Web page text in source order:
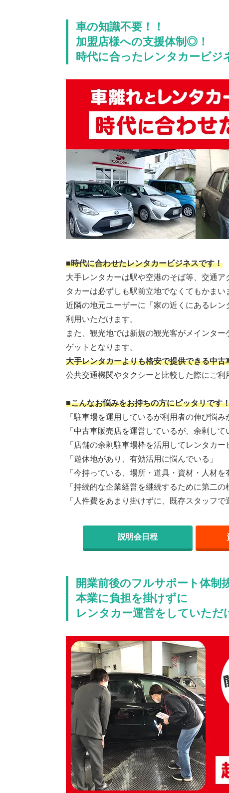
車の知識不要！！
加盟店様への支援体制◎！
時代に合ったレンタカービジ
■時代に合わせたレンタカービジネスです！
大手レンタカーは駅や空港のそば等、交通
タカーは必ずしも駅前立地でなくてもかまい
近隣の地元ユーザーに「家の近くにあるレ
利用いただけます。
また、観光地では新規の観光客がメインタ
ゲットとなります。
大手レンタカーよりも格安で提供できる中古
公共交通機関やタクシーと比較した際にご利
■こんなお悩みをお持ちの方にピッタリです
「駐車場を運用しているが利用者の伸び悩み
「中古車販売店を運営しているが、余剰し
「店舗の余剰駐車場枠を活用してレンタカー
「遊休地があり、有効活用に悩んでいる」
「今持っている、場所・道具・資材・人材
「持続的な企業経営を継続するために第二の
「人件費をあまり掛けずに、既存スタッフ
説明会日程
開業前後のフルサポート体制
本業に負担を掛けずに
レンタカー運営をしていただ